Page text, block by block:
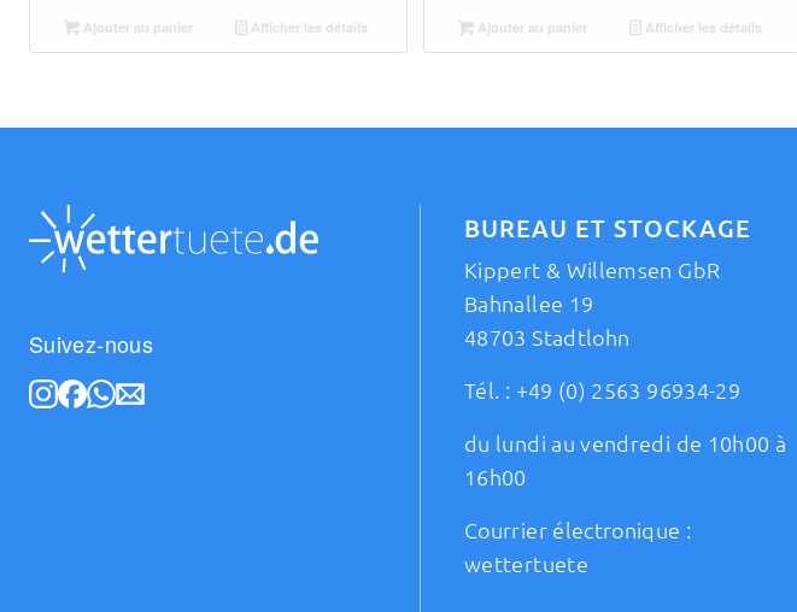
Ajouter au panier Afficher les détails Ajouter au panier Afficher les détails
Suivez-nous
BUREAU ET STOCKAGE
Kippert & Willemsen GbR
Bahnallee 19
48703 Stadtlohn
Tél. : +49 (0) 2563 96934-29
du lundi au vendredi de 10h00 à
16h00
Courrier électronique :
wettertuete